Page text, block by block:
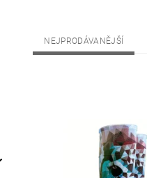
NEJPRODÁVANĚJŠÍ